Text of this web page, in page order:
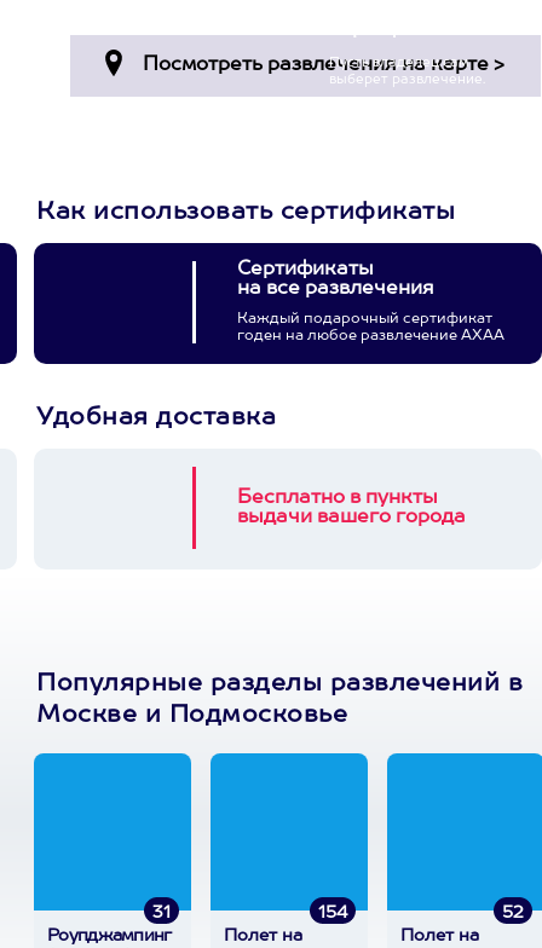
Пусть владелец сам
выберет развлечение.
Как использовать сертификаты
Сертификаты
на все развлечения
Каждый подарочный сертификат
годен на любое развлечение АХАА
Удобная доставка
Бесплатно в пункты
выдачи вашего города
Популярные разделы развлечений в
Москве и Подмосковье
31
Роупджампинг
154
Полет на
52
Полет на